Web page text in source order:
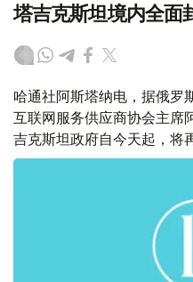
塔吉克斯坦境内全
哈通社阿斯塔纳电，据俄罗
互联网服务供应商协会主席
吉克斯坦政府自今天起，将